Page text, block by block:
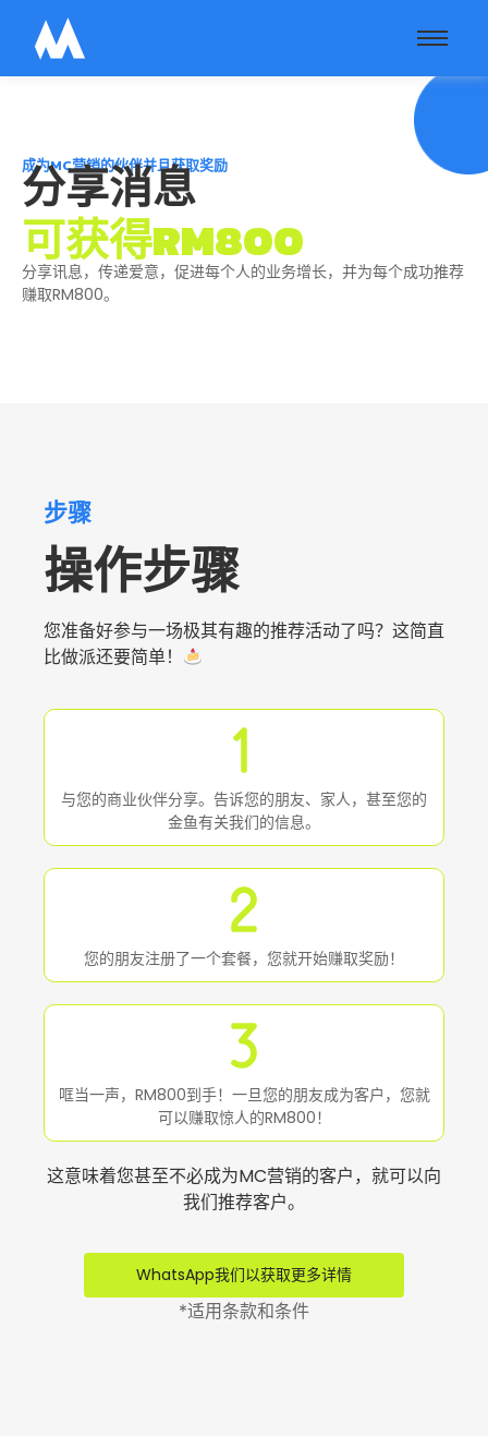
成为MC营销的伙伴并且获取奖励
分享消息
可获得RM800
分享讯息，传递爱意，促进每个人的业务增长，并为每个成功推荐
赚取RM800。
步骤
操作步骤
您准备好参与一场极其有趣的推荐活动了吗？这简直
比做派还要简单！
与您的商业伙伴分享。告诉您的朋友、家人，甚至您的
金鱼有关我们的信息。
您的朋友注册了一个套餐，您就开始赚取奖励！
哐当一声，RM800到手！一旦您的朋友成为客户，您就
可以赚取惊人的RM800！
这意味着您甚至不必成为MC营销的客户，就可以向
我们推荐客户。
WhatsApp我们以获取更多详情
*适用条款和条件